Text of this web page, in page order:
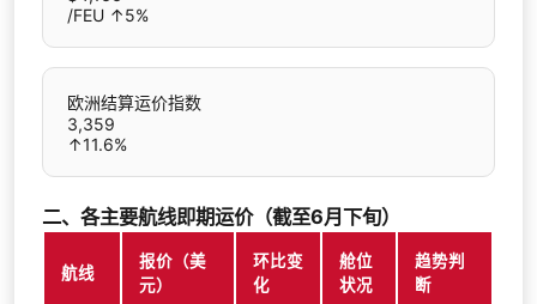
/FEU ↑5%
欧洲结算运价指数
3,359
↑11.6%
二、各主要航线即期运价（截至6月下旬）
航线
报价（美
元）
环比变
化
舱位
状况
趋势判
断